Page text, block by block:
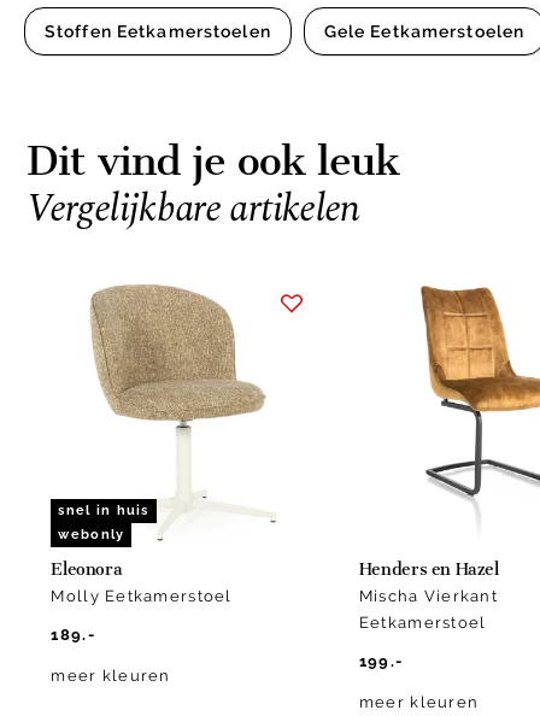
Stoffen Eetkamerstoelen Gele Eetkamerstoelen
Dit vind je ook leuk
Vergelijkbare artikelen
snel in huis
webonly
Eleonora
Molly Eetkamerstoel
189.-
meer kleuren
Henders en Hazel
Mischa Vierkant
Eetkamerstoel
199.-
meer kleuren